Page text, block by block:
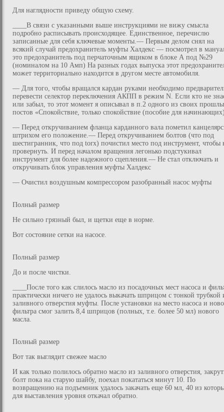
Для наглядности приведу общую схему.
____В связи с указанными выше инструкциями не вижу смысла
подробно расписывать происходящее. Единственное, перечислю
записанные для себя ключевые моменты.— Первым делом снял на
всякий случай предохранитель муфты Халдекс — посмотрел в
это предохранитель под перчаточным ящиком в блоке А под №29
(номиналом на 10 Амп) На разных годах выпуска этот
может территориально находится в другом месте автомобиля.
— Для того, чтобы вращался кардан руками необходимо
перевести селектор переключения АКПП в режим N. Если кто не
или забыл, то этот момент я описывал в п.2 одного из своих
постов «Спокойствие, только спокойствие (пособие для
— Перед откручиванием фланца карданного вала пометил
штрихом его положение.— Перед откручиванием болтов (что под
шестигранник, что под torx) почистил место под инструмент, чтобы
провернуть. И перед началом вращения легонько подстукивал
инструмент для более надежного сцепления.— Не стал отключать и
откручивать блок управления муфты Халдекс
— Очистил воздушным компрессором разобранный насос муфты
Полный размер
Не сильно грязный был, и щетки еще в норме.
Вот состояние сетки на насосе.
Полный размер
До и после чистки.
____После того как слилось масло из посадочных мест насоса и
практически ничего не удалось выкачать шприцом с тонкой трубкой
заливного отверстия муфты. После установки на место насоса и
фильтра смог залить 8,4 шприцов (полных, т.е. более 50 мл) нового
масла.
Полный размер
Вот так выглядит свежее масло
И как только полилось обратно масло из заливного отверстия,
болт пока на старую шайбу, поехал покататься минут 10. По
возвращению на подъемник удалось закачать еще 60 мл, 40 из
для выставления уровня откачал обратно.